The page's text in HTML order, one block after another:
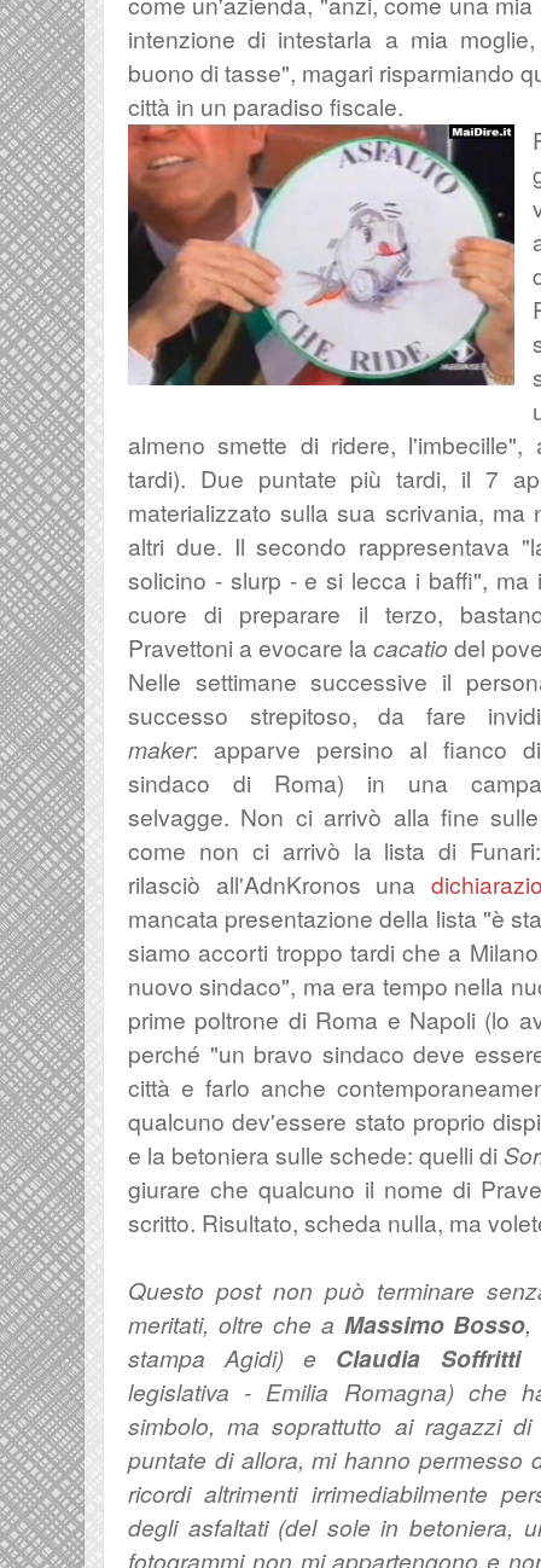
intenzione di intestarla a mia
buono di tasse", magari risparmiando
città in un paradiso fiscale.
almeno smette di ridere, l'imbecille",
tardi). Due puntate più tardi, il 7
materializzato sulla sua scrivania,
altri due. Il secondo rappresentava
solicino - slurp - e si lecca i baffi",
cuore di preparare il terzo,
Pravettoni a evocare la cacatio del
Nelle settimane successive il
successo strepitoso, da fare
maker: apparve persino al fianco
sindaco di Roma) in una
selvagge. Non ci arrivò alla fine
come non ci arrivò la lista di
rilasciò all'AdnKronos una
mancata presentazione della lista "è
siamo accorti troppo tardi che a
nuovo sindaco", ma era tempo nella
prime poltrone di Roma e Napoli (lo
perché "un bravo sindaco deve
città e farlo anche
qualcuno dev'essere stato proprio
e la betoniera sulle schede: quelli di
giurare che qualcuno il nome di
scritto. Risultato, scheda nulla, ma
Questo post non può terminare
meritati, oltre che a Massimo Bosso
stampa Agidi) e Claudia Soffritti
legislativa - Emilia Romagna) che
simbolo, ma soprattutto ai ragazzi
puntate di allora, mi hanno permesso
ricordi altrimenti irrimediabilmente
degli asfaltati (del sole in betoniera,
fotogrammi non mi appartengono e